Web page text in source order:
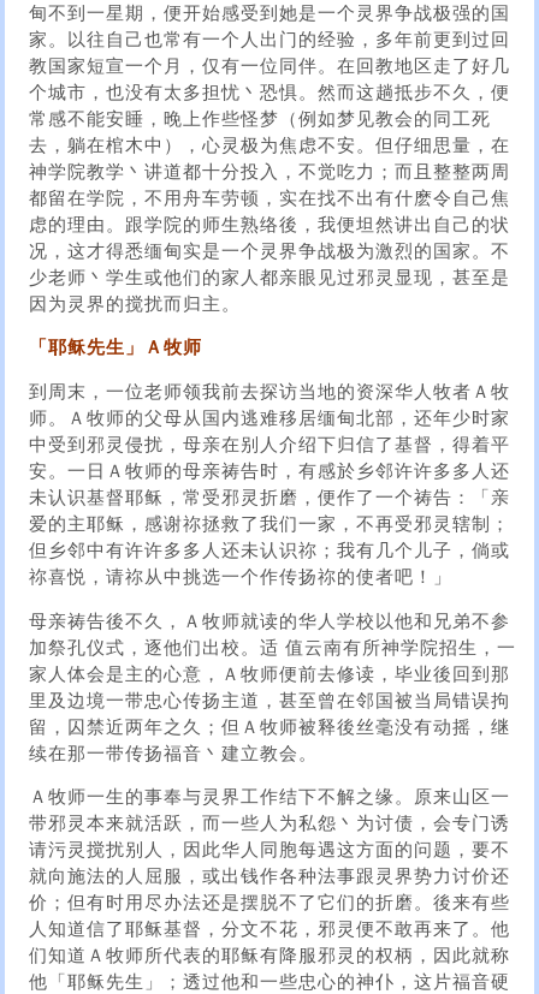
甸不到一星期，便开始感受到她是一个灵界争战极强的国
家。以往自己也常有一个人出门的经验，多年前更到过回
教国家短宣一个月，仅有一位同伴。在回教地区走了好几
个城市，也没有太多担忧丶恐惧。然而这趟抵步不久，便
常感不能安睡，晚上作些怪梦（例如梦见教会的同工死
去，躺在棺木中），心灵极为焦虑不安。但仔细思量，在
神学院教学丶讲道都十分投入，不觉吃力；而且整整两周
都留在学院，不用舟车劳顿，实在找不出有什麽令自己焦
虑的理由。跟学院的师生熟络後，我便坦然讲出自己的状
况，这才得悉缅甸实是一个灵界争战极为激烈的国家。不
少老师丶学生或他们的家人都亲眼见过邪灵显现，甚至是
因为灵界的搅扰而归主。
「耶稣先生」Ａ牧师
到周末，一位老师领我前去探访当地的资深华人牧者Ａ牧
师。Ａ牧师的父母从国内逃难移居缅甸北部，还年少时家
中受到邪灵侵扰，母亲在别人介绍下归信了基督，得着平
安。一日Ａ牧师的母亲祷告时，有感於乡邻许许多多人还
未认识基督耶稣，常受邪灵折磨，便作了一个祷告：「亲
爱的主耶稣，感谢祢拯救了我们一家，不再受邪灵辖制；
但乡邻中有许许多多人还未认识祢；我有几个儿子，倘或
祢喜悦，请祢从中挑选一个作传扬祢的使者吧！」
母亲祷告後不久，Ａ牧师就读的华人学校以他和兄弟不参
加祭孔仪式，逐他们出校。适 值云南有所神学院招生，一
家人体会是主的心意，Ａ牧师便前去修读，毕业後回到那
里及边境一带忠心传扬主道，甚至曾在邻国被当局错误拘
留，囚禁近两年之久；但Ａ牧师被释後丝毫没有动摇，继
续在那一带传扬福音丶建立教会。
Ａ牧师一生的事奉与灵界工作结下不解之缘。原来山区一
带邪灵本来就活跃，而一些人为私怨丶为讨债，会专门诱
请污灵搅扰别人，因此华人同胞每遇这方面的问题，要不
就向施法的人屈服，或出钱作各种法事跟灵界势力讨价还
价；但有时用尽办法还是摆脱不了它们的折磨。後来有些
人知道信了耶稣基督，分文不花，邪灵便不敢再来了。他
们知道Ａ牧师所代表的耶稣有降服邪灵的权柄，因此就称
他「耶稣先生」；透过他和一些忠心的神仆，这片福音硬